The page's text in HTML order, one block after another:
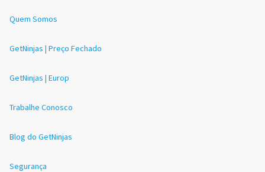
Quem Somos
GetNinjas | Preço Fechado
GetNinjas | Europ
Trabalhe Conosco
Blog do GetNinjas
Segurança